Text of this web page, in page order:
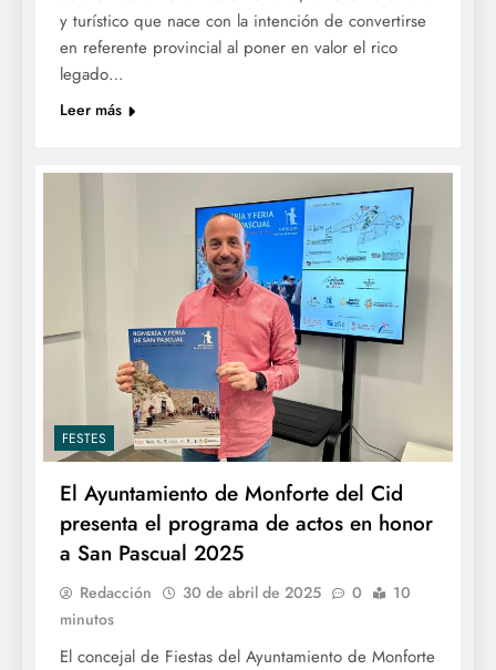
y turístico que nace con la intención de convertirse
en referente provincial al poner en valor el rico
legado…
Leer más
FESTES
El Ayuntamiento de Monforte del Cid
presenta el programa de actos en honor
a San Pascual 2025
Redacción 30 de abril de 2025 0
10
minutos
El concejal de Fiestas del Ayuntamiento de Monforte